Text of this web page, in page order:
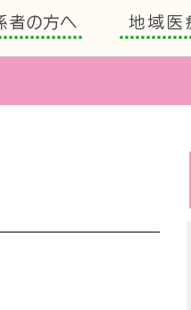
介護関係者の方へ